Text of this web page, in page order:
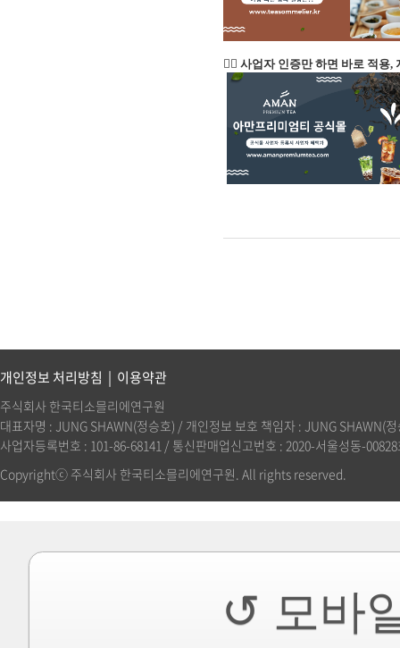
👉🏻 사업자 인증만 하면 바로 적용
개인정보 처리방침 | 이용약관
주식회사 한국티소믈리에연구원
대표자명 : JUNG SHAWN(정승호) / 개인정보 보호 책임자 : JUNG
사업자등록번호 : 101-86-68141 / 통신판매업신고번호 : 2020-서울성동-
Copyrightⓒ 주식회사 한국티소믈리에연구원. All rights reserved.
↺ 모바